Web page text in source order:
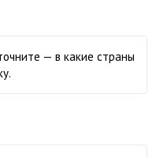
— в какие страны